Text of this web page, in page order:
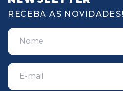
RECEBA AS NOVIDADES!